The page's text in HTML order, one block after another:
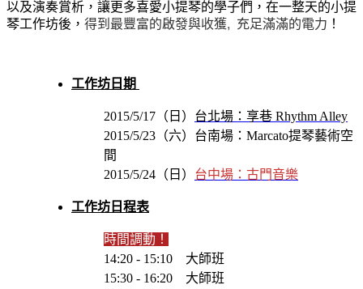
以及演奏賞析，讓更多喜愛小提琴的學子們，在一整天的小提
琴工作坊後， 得到最豐富的啟發與收獲, 充足滿滿的電力 ！
工作坊日期
2015/5/17（日） 台北場：享巷 Rhythm Alley
2015/5/23（六）台南場：Marcato提琴藝術空
間
2015/5/24（日） 台中場：古門音樂
工作坊日程表
時間調動！
14:20 - 15:10 大師班
15:30 - 16:20 大師班